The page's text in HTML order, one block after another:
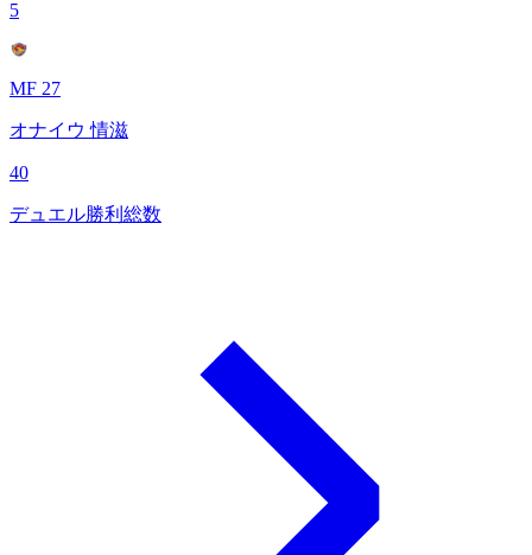
5
MF 27
オナイウ 情滋
40
デュエル勝利総数